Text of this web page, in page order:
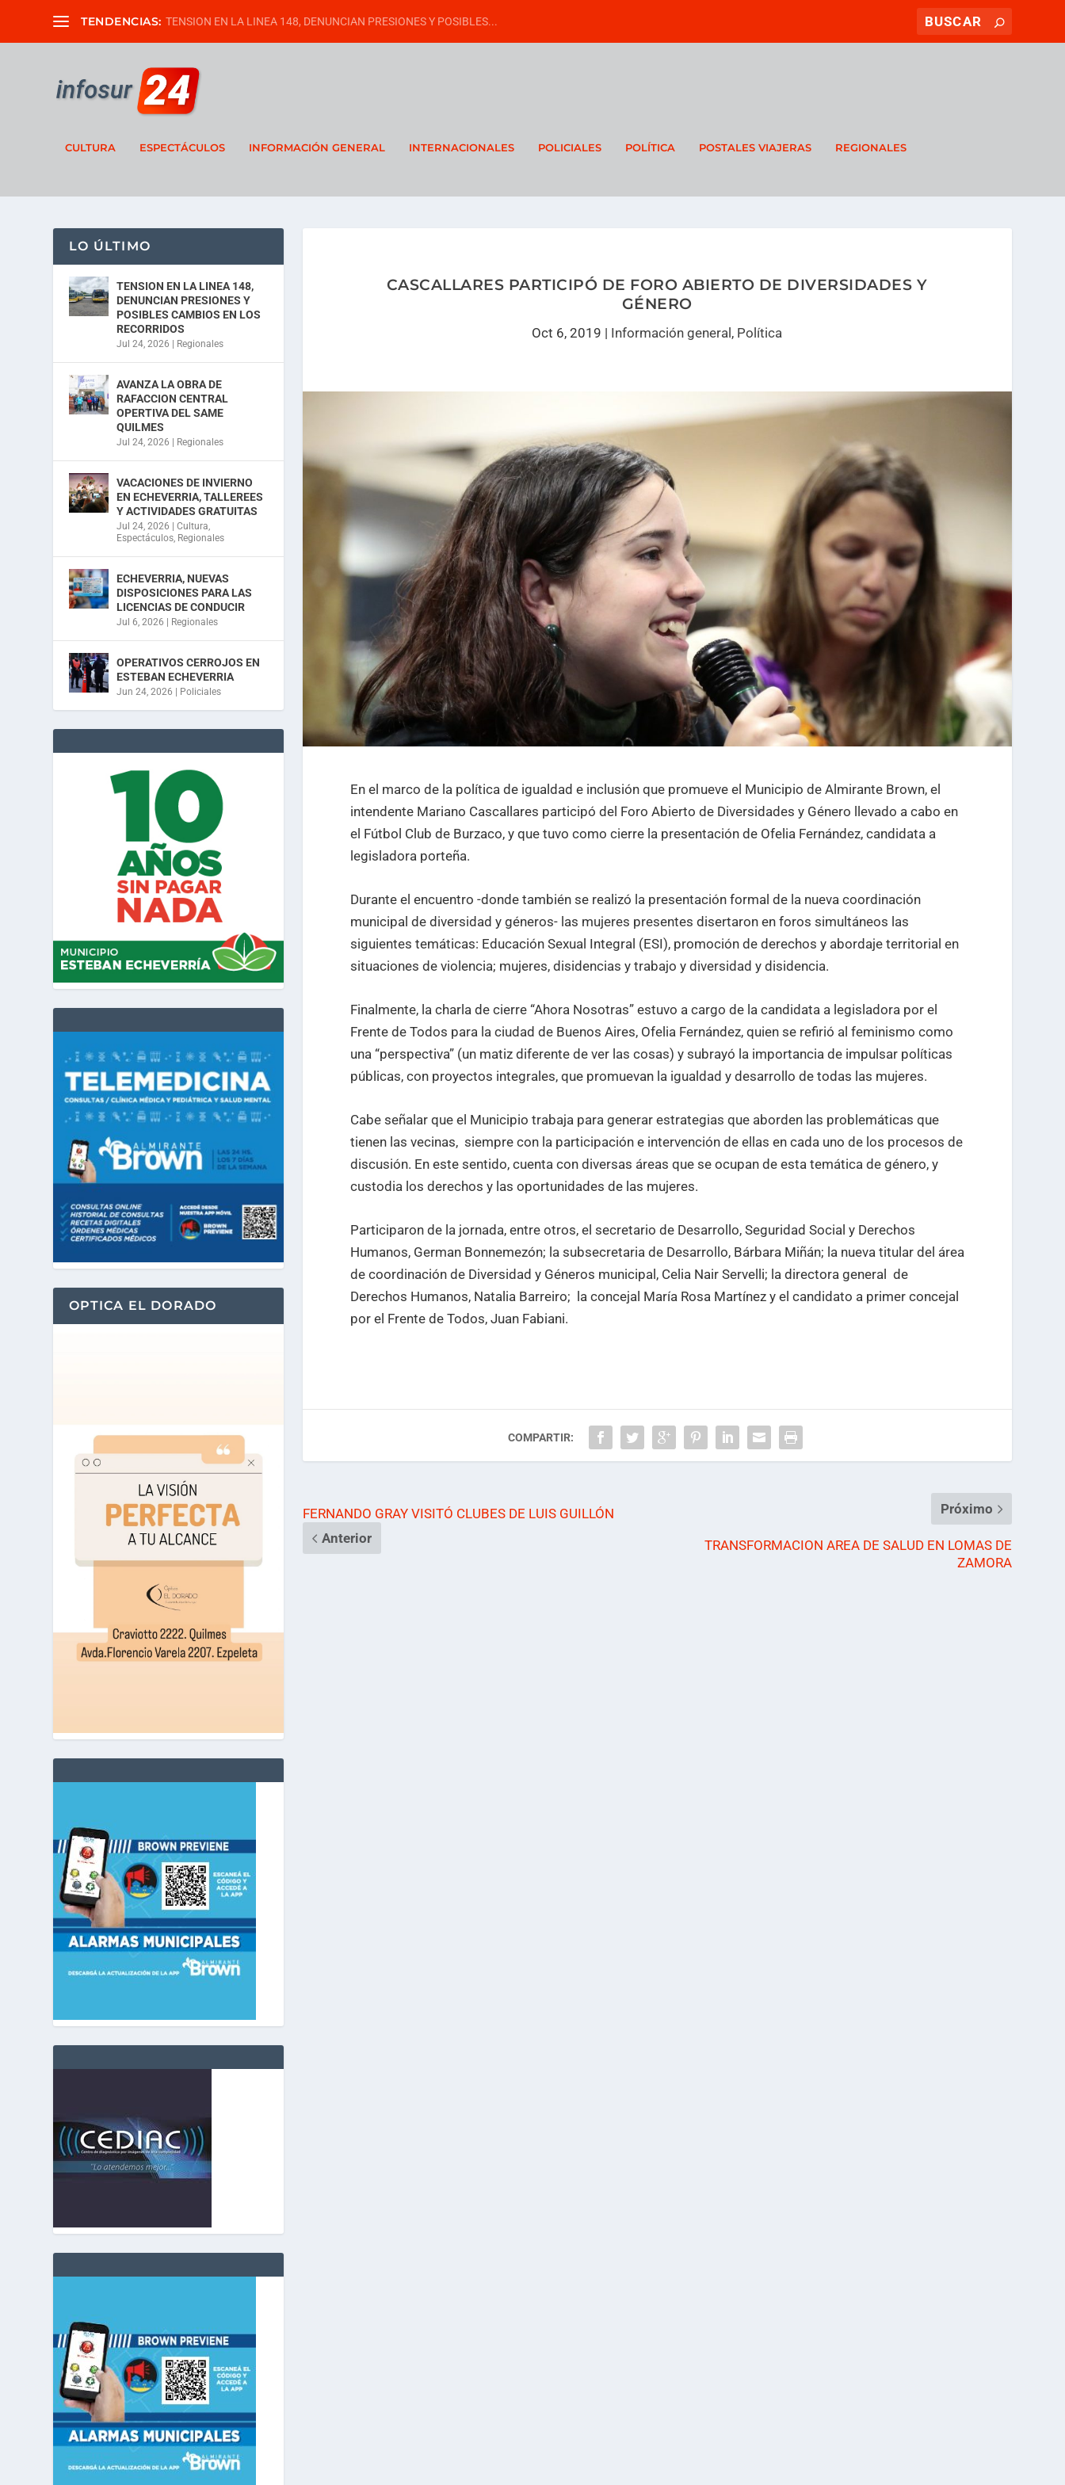
TENDENCIAS: TENSION EN LA LINEA 148, DENUNCIAN PRESIONES Y POSIBLES...
CULTURA ESPECTÁCULOS INFORMACIÓN GENERAL INTERNACIONALES POLICIALES POLÍTICA POSTALES VIAJERAS REGIONALES
CASCALLARES PARTICIPÓ DE FORO ABIERTO DE DIVERSIDADES Y
GÉNERO
Oct 6, 2019 | Información general , Política
En el marco de la política de igualdad e inclusión que promueve el Municipio de Almirante Brown, el
intendente Mariano Cascallares participó del Foro Abierto de Diversidades y Género llevado a cabo en
el Fútbol Club de Burzaco, y que tuvo como cierre la presentación de Ofelia Fernández, candidata a
legisladora porteña.
Durante el encuentro -donde también se realizó la presentación formal de la nueva coordinación
municipal de diversidad y géneros- las mujeres presentes disertaron en foros simultáneos las
siguientes temáticas: Educación Sexual Integral (ESI), promoción de derechos y abordaje territorial en
situaciones de violencia; mujeres, disidencias y trabajo y diversidad y disidencia.
Finalmente, la charla de cierre “Ahora Nosotras” estuvo a cargo de la candidata a legisladora por el
Frente de Todos para la ciudad de Buenos Aires, Ofelia Fernández, quien se refirió al feminismo como
una “perspectiva” (un matiz diferente de ver las cosas) y subrayó la importancia de impulsar políticas
públicas, con proyectos integrales, que promuevan la igualdad y desarrollo de todas las mujeres.
Cabe señalar que el Municipio trabaja para generar estrategias que aborden las problemáticas que
tienen las vecinas, siempre con la participación e intervención de ellas en cada uno de los procesos de
discusión. En este sentido, cuenta con diversas áreas que se ocupan de esta temática de género, y
custodia los derechos y las oportunidades de las mujeres.
Participaron de la jornada, entre otros, el secretario de Desarrollo, Seguridad Social y Derechos
Humanos, German Bonnemezón; la subsecretaria de Desarrollo, Bárbara Miñán; la nueva titular del área
de coordinación de Diversidad y Géneros municipal, Celia Nair Servelli; la directora general de
Derechos Humanos, Natalia Barreiro; la concejal María Rosa Martínez y el candidato a primer concejal
por el Frente de Todos, Juan Fabiani.
COMPARTIR:
FERNANDO GRAY VISITÓ CLUBES DE LUIS GUILLÓN
Anterior
Próximo
TRANSFORMACION AREA DE SALUD EN LOMAS DE
ZAMORA
LO ÚLTIMO
TENSION EN LA LINEA 148,
DENUNCIAN PRESIONES Y
POSIBLES CAMBIOS EN LOS
RECORRIDOS
Jul 24, 2026 Regionales
AVANZA LA OBRA DE
RAFACCION CENTRAL
OPERTIVA DEL SAME
QUILMES
Jul 24, 2026 Regionales
VACACIONES DE INVIERNO
EN ECHEVERRIA, TALLEREES
Y ACTIVIDADES GRATUITAS
Jul 24, 2026 |Cultura,
Espectáculos, Regionales
ECHEVERRIA, NUEVAS
DISPOSICIONES PARA LAS
LICENCIAS DE CONDUCIR
Jul 6, 2026 Regionales
OPERATIVOS CERROJOS EN
ESTEBAN ECHEVERRIA
Jun 24, 2026 Policiales
OPTICA EL DORADO